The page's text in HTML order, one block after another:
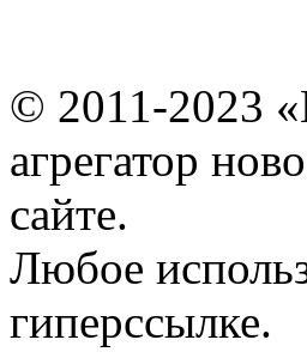
© 2011-2023
агрегатор
сайте.
Любое
гиперссылке.